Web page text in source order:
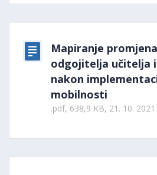
Mapiranje
odgojitelja učitelja
nakon
mobilnosti
.pdf, 638,9 KB, 21. 10. 2021.